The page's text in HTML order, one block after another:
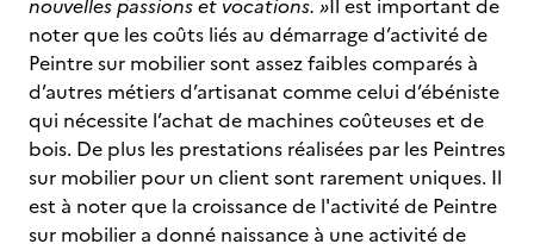
nouvelles passions et vocations. »Il est important de
noter que les coûts liés au démarrage d’activité de
Peintre sur mobilier sont assez faibles comparés à
d’autres métiers d’artisanat comme celui d’ébéniste
qui nécessite l’achat de machines coûteuses et de
bois. De plus les prestations réalisées par les Peintres
sur mobilier pour un client sont rarement uniques. Il
est à noter que la croissance de l'activité de Peintre
sur mobilier a donné naissance à une activité de